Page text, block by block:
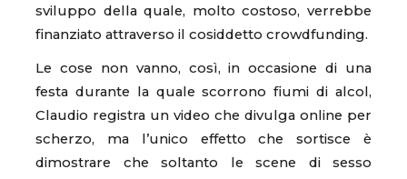
sviluppo della quale, molto costoso, verrebbe
finanziato attraverso il cosiddetto crowdfunding.
Le cose non vanno, così, in occasione di una
festa durante la quale scorrono fiumi di alcol,
Claudio registra un video che divulga online per
scherzo, ma l’unico effetto che sortisce è
dimostrare che soltanto le scene di sesso